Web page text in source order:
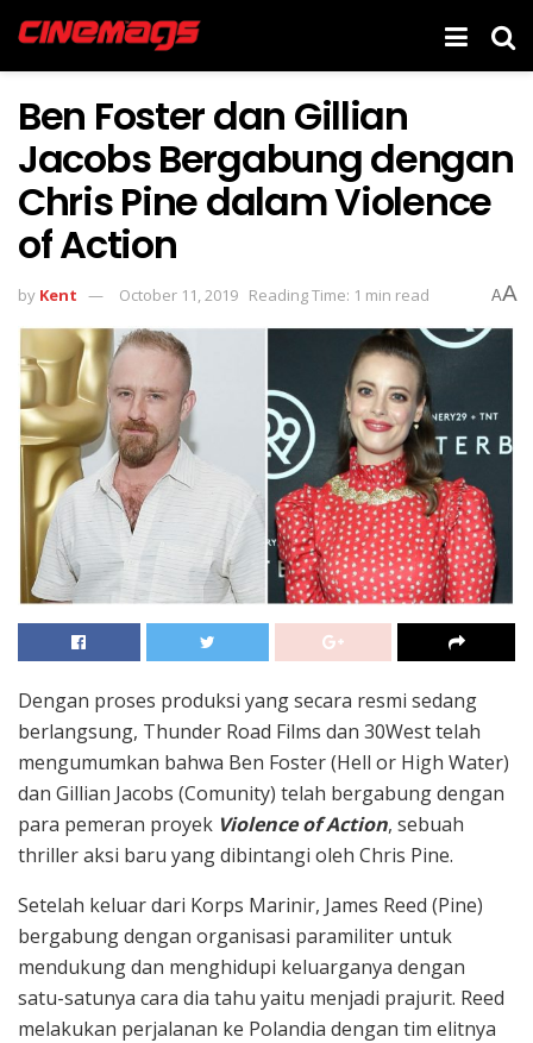
Ben Foster dan Gillian
Jacobs Bergabung dengan
Chris Pine dalam Violence
of Action
by Kent October 11, 2019 Reading Time: 1 min read AA
Dengan proses produksi yang secara resmi sedang
berlangsung, Thunder Road Films dan 30West telah
mengumumkan bahwa Ben Foster (Hell or High Water)
dan Gillian Jacobs (Comunity) telah bergabung dengan
para pemeran proyek Violence of Action, sebuah
thriller aksi baru yang dibintangi oleh Chris Pine.
Setelah keluar dari Korps Marinir, James Reed (Pine)
bergabung dengan organisasi paramiliter untuk
mendukung dan menghidupi keluarganya dengan
satu-satunya cara dia tahu yaitu menjadi prajurit. Reed
melakukan perjalanan ke Polandia dengan tim elitnya